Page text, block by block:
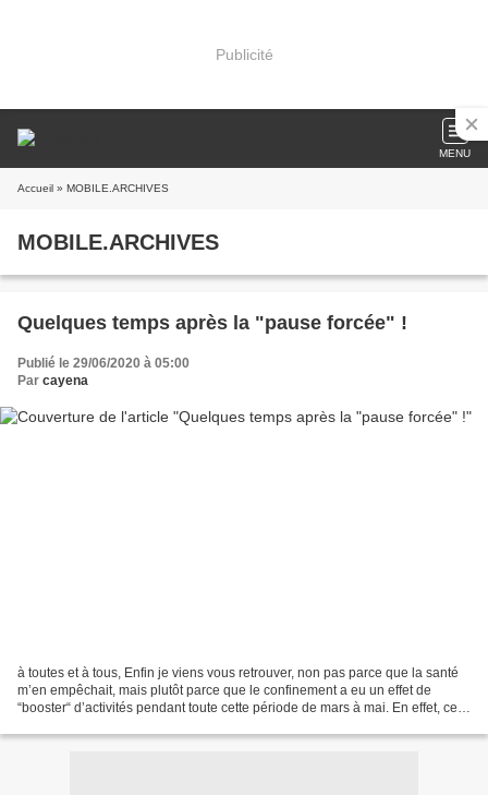
Publicité
MENU
Accueil » MOBILE.ARCHIVES
MOBILE.ARCHIVES
Quelques temps après la "pause forcée" !
Publié le 29/06/2020 à 05:00
Par cayena
à toutes et à tous, Enfin je viens vous retrouver, non pas parce que la santé
m’en empêchait, mais plutôt parce que le confinement a eu un effet de
“booster“ d’activités pendant toute cette période de mars à mai. En effet, ce